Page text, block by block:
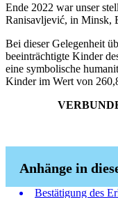
Ende 2022 war unser
Ranisavljević, in Minsk,
Bei dieser Gelegenheit
beeinträchtigte Kinder
eine symbolische
Kinder im Wert von
Anhänge in
Bestätigung des